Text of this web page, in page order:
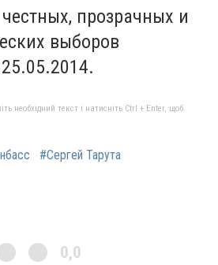
прозрачных и
выборов
необхідний текст і натисніть Ctrl + Enter, щоб
#Сергей Тарута
0,0